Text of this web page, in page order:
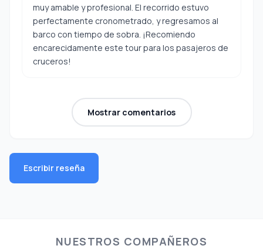
muy amable y profesional. El recorrido estuvo
perfectamente cronometrado, y regresamos al
barco con tiempo de sobra. ¡Recomiendo
encarecidamente este tour para los pasajeros de
cruceros!
Mostrar comentarios
Escribir reseña
NUESTROS COMPAÑEROS